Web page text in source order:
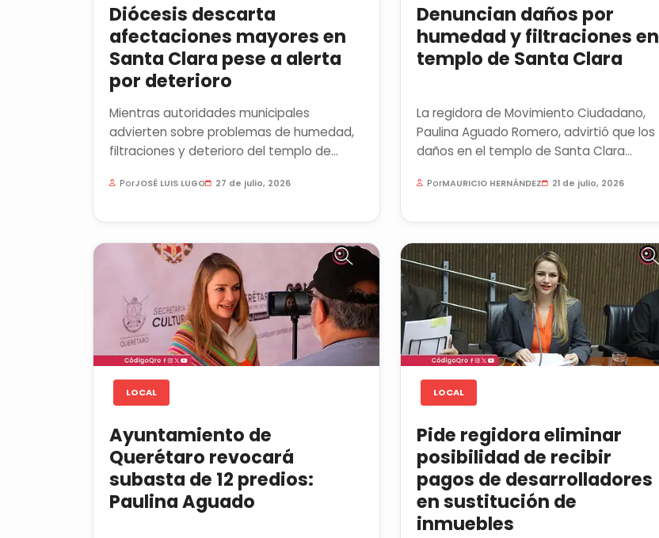
Diócesis descarta
afectaciones mayores en
Santa Clara pese a alerta
por deterioro
Mientras autoridades municipales
advierten sobre problemas de humedad,
filtraciones y deterioro del templo de
PorJOSÉ LUIS LUGO 27 de julio, 2026
Denuncian daños por
humedad y filtraciones en
templo de Santa Clara
La regidora de Movimiento Ciudadano,
Paulina Aguado Romero, advirtió que los
daños en el templo de Santa Clara
PorMAURICIO HERNÁNDEZ 21 de julio, 2026
LOCAL
Ayuntamiento de
Querétaro revocará
subasta de 12 predios:
Paulina Aguado
LOCAL
Pide regidora eliminar
posibilidad de recibir
pagos de desarrolladores
en sustitución de
inmuebles